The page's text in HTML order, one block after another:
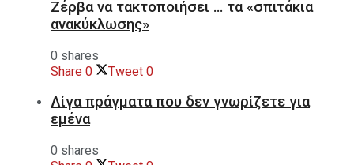
Ζέρβα να τακτοποιήσει … τα «σπιτάκια
ανακύκλωσης»
0 shares
Share 0 Tweet 0
Λίγα πράγματα που δεν γνωρίζετε για
εμένα
0 shares